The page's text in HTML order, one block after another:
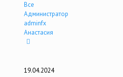
Все
Администратор
adminfx
Анастасия
19.04.2024